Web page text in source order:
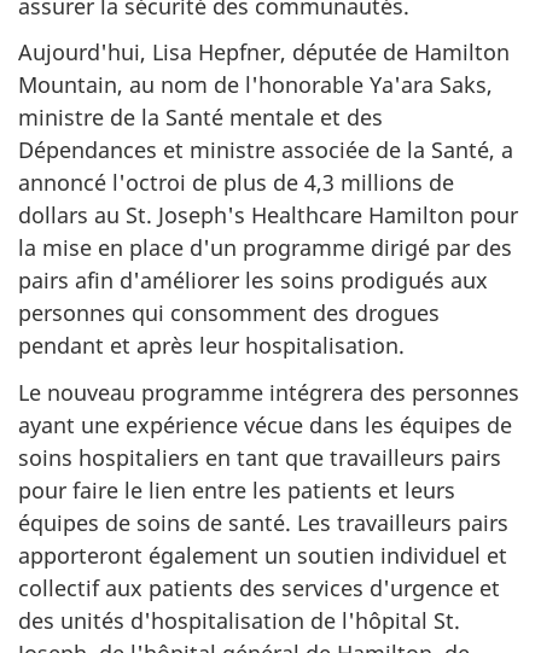
Aujourd'hui, Lisa Hepfner, députée de Hamilton
Mountain, au nom de l'honorable Ya'ara Saks,
ministre de la Santé mentale et des
Dépendances et ministre associée de la Santé, a
annoncé l'octroi de plus de 4,3 millions de
dollars au St. Joseph's Healthcare Hamilton pour
la mise en place d'un programme dirigé par des
pairs afin d'améliorer les soins prodigués aux
personnes qui consomment des drogues
pendant et après leur hospitalisation.
Le nouveau programme intégrera des personnes
ayant une expérience vécue dans les équipes de
soins hospitaliers en tant que travailleurs pairs
pour faire le lien entre les patients et leurs
équipes de soins de santé. Les travailleurs pairs
apporteront également un soutien individuel et
collectif aux patients des services d'urgence et
des unités d'hospitalisation de l'hôpital St.